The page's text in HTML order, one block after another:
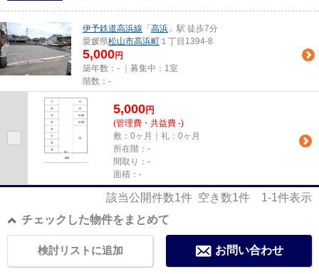
伊予鉄道高浜線 「 高浜 」駅 徒歩7分
愛媛県松山市高浜町 １丁目1394-8
5,000円
築年数：- ｜募集中： 1室
階数：-
5,000円
(管理費・共益費 -)
敷：0ヶ月｜礼：0ヶ月
所在階：-
間取り：-
面積：-
該当公開件数1件 空き数1件 1-1件表示
チェックした物件をまとめて
お問い合わせ
検討リストに追加